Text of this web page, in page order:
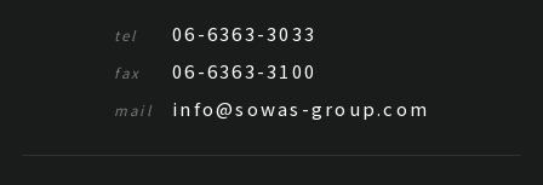
tel 06-6363-3033
fax 06-6363-3100
mail info@sowas-group.com